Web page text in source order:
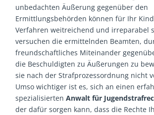
unbedachten Äußerung gegenüber den
Ermittlungsbehörden können für Ihr
Verfahren weitreichend und irreparabel
versuchen die ermittelnden Beamten,
freundschaftliches Miteinander
die Beschuldigten zu Äußerungen zu
sie nach der Strafprozessordnung nicht
Umso wichtiger ist es, sich an einen
spezialisiertenAnwalt für
der dafür sorgen kann, dass die Rechte